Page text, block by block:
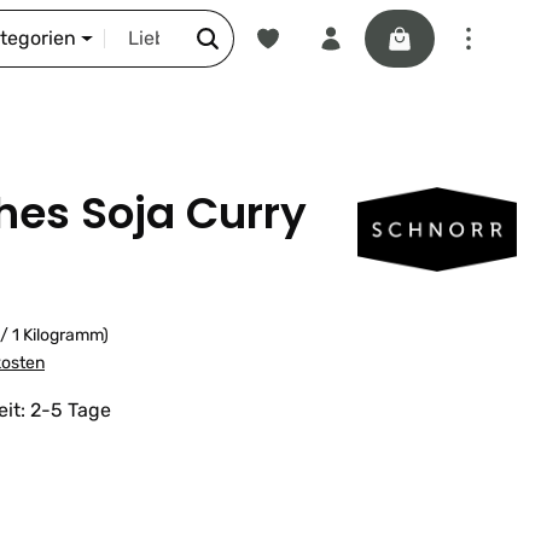
SCHNORR-STORY
Du hast 0 Produkte auf dem
Warenkorb
Soja Curry
1 Kilogramm)
2-5 Tage